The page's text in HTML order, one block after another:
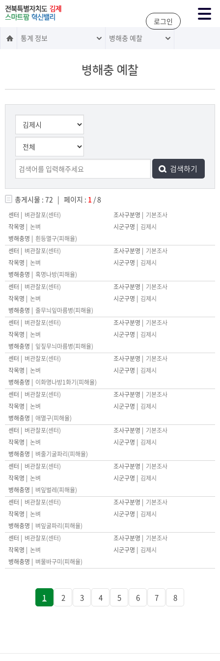
주메뉴 바로가기
본문 바로가기
로그인
통계 정보
병해충 예찰
병해충 예찰
총게시물 : 72 | 페이지 : 1 / 8
벼관찰포(센터)
기본조사
논벼
김제시
흰등멸구(피해율)
벼관찰포(센터)
기본조사
논벼
김제시
혹명나방(피해율)
벼관찰포(센터)
기본조사
논벼
김제시
줄무늬잎마름병(피해율)
벼관찰포(센터)
기본조사
논벼
김제시
잎짚무늬마름병(피해율)
벼관찰포(센터)
기본조사
논벼
김제시
이화명나방1화기(피해율)
벼관찰포(센터)
기본조사
논벼
김제시
애멸구(피해율)
벼관찰포(센터)
기본조사
논벼
김제시
벼줄기굴파리(피해율)
벼관찰포(센터)
기본조사
논벼
김제시
벼잎벌레(피해율)
벼관찰포(센터)
기본조사
논벼
김제시
벼잎굴파리(피해율)
벼관찰포(센터)
기본조사
논벼
김제시
벼물바구미(피해율)
1 2 3 4 5 6 7 8